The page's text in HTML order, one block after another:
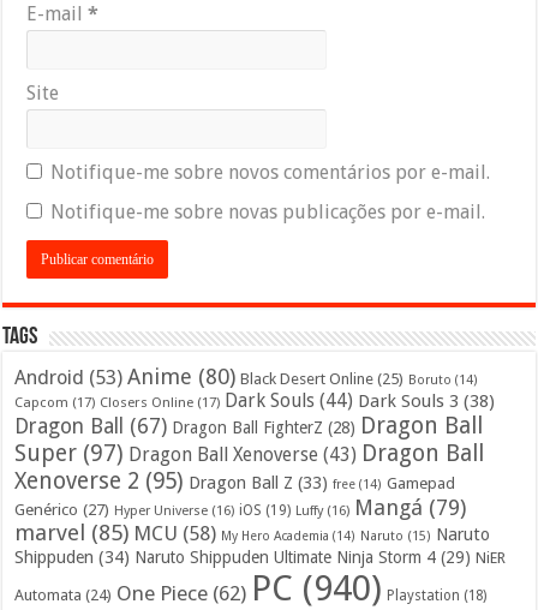
E-mail*
Site
Notifique-me sobre novos comentários por e-mail.
Notifique-me sobre novas publicações por e-mail.
Tags
Android (53) Anime (80) Black Desert Online (25) Boruto (14)
Capcom (17) Closers Online (17) Dark Souls (44) Dark Souls 3 (38)
Dragon Ball (67) Dragon Ball FighterZ (28) Dragon Ball
Super (97) Dragon Ball Xenoverse (43) Dragon Ball
Xenoverse 2 (95) Dragon Ball Z (33) free (14) Gamepad
Genérico (27) Hyper Universe (16) iOS (19) Luffy(16) Mangá (79)
marvel (85) MCU (58) My Hero Academia (14) Naruto (15) Naruto
Shippuden (34) Naruto Shippuden Ultimate Ninja Storm 4 (29) NiER
Automata (24) One Piece (62) PC (940) Playstation (18)